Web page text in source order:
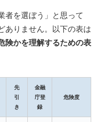
者を選ぼう」と思って
ありません。以下の表は
険かを理解するための表
先
引
き
金融
庁登
録
危険度